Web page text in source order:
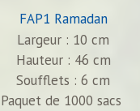
FAP1 Ramadan
Largeur : 10 cm
Hauteur : 46 cm
Soufflets : 6 cm
Paquet de 1000 sacs